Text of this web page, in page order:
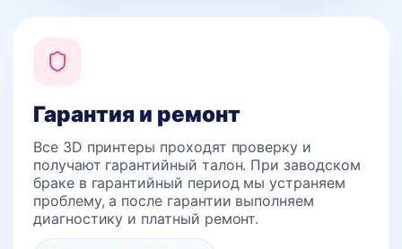
Гарантия и ремонт
Все 3D принтеры проходят проверку и
получают гарантийный талон. При заводском
браке в гарантийный период мы устраняем
проблему, а после гарантии выполняем
диагностику и платный ремонт.